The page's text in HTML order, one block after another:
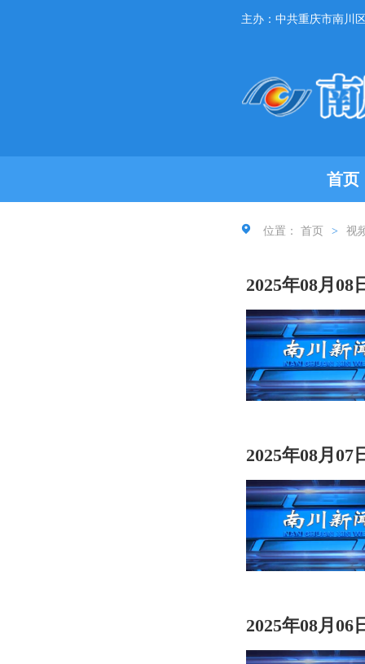
主办：中共重庆市南川
首页
位置： 首页 > 视
2025年08月08
2025年08月07
2025年08月06